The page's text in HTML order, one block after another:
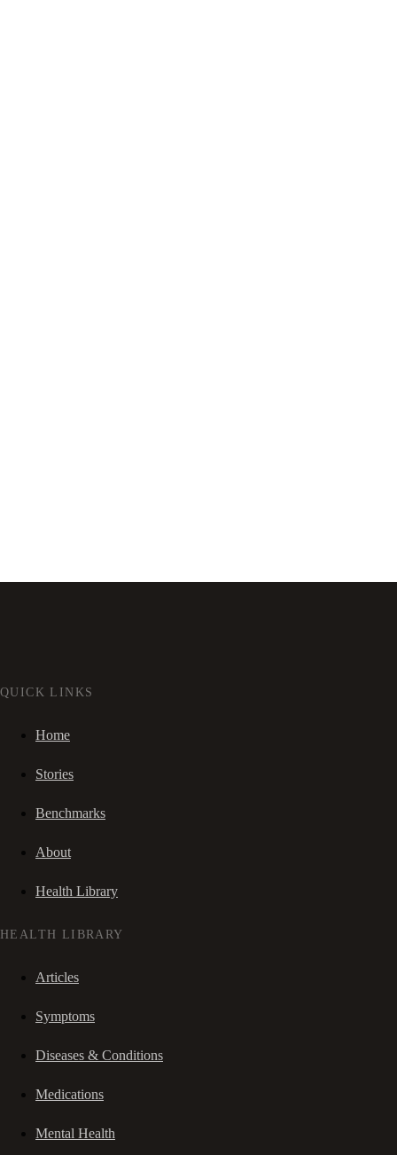
QUICK LINKS
Home
Stories
Benchmarks
About
Health Library
HEALTH LIBRARY
Articles
Symptoms
Diseases & Conditions
Medications
Mental Health